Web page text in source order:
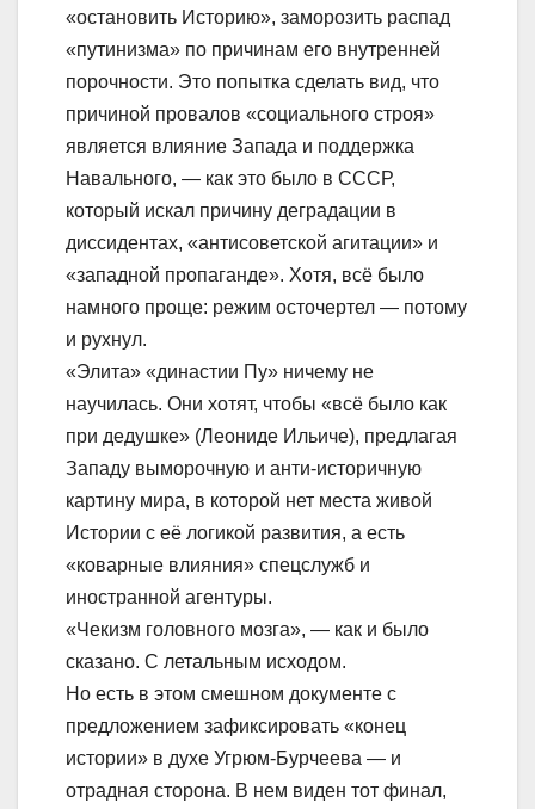
«остановить Историю», заморозить распад
«путинизма» по причинам его внутренней
порочности. Это попытка сделать вид, что
причиной провалов «социального строя»
является влияние Запада и поддержка
Навального, — как это было в СССР,
который искал причину деградации в
диссидентах, «антисоветской агитации» и
«западной пропаганде». Хотя, всё было
намного проще: режим осточертел — потому
и рухнул.
«Элита» «династии Пу» ничему не
научилась. Они хотят, чтобы «всё было как
при дедушке» (Леониде Ильиче), предлагая
Западу выморочную и анти-историчную
картину мира, в которой нет места живой
Истории с её логикой развития, а есть
«коварные влияния» спецслужб и
иностранной агентуры.
«Чекизм головного мозга», — как и было
сказано. С летальным исходом.
Но есть в этом смешном документе с
предложением зафиксировать «конец
истории» в духе Угрюм-Бурчеева — и
отрадная сторона. В нем виден тот финал,